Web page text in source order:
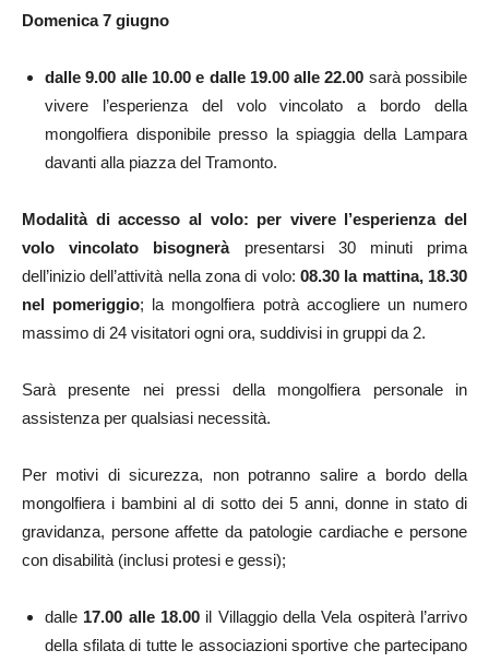
Domenica 7 giugno
dalle 9.00 alle 10.00 e dalle 19.00 alle 22.00 sarà possibile
vivere l’esperienza del volo vincolato a bordo della
mongolfiera disponibile presso la spiaggia della Lampara
davanti alla piazza del Tramonto.
Modalità di accesso al volo: per vivere l’esperienza del
volo vincolato bisognerà presentarsi 30 minuti prima
dell’inizio dell’attività nella zona di volo: 08.30 la mattina, 18.30
nel pomeriggio; la mongolfiera potrà accogliere un numero
massimo di 24 visitatori ogni ora, suddivisi in gruppi da 2.
Sarà presente nei pressi della mongolfiera personale in
assistenza per qualsiasi necessità.
Per motivi di sicurezza, non potranno salire a bordo della
mongolfiera i bambini al di sotto dei 5 anni, donne in stato di
gravidanza, persone affette da patologie cardiache e persone
con disabilità (inclusi protesi e gessi);
dalle 17.00 alle 18.00 il Villaggio della Vela ospiterà l’arrivo
della sfilata di tutte le associazioni sportive che partecipano